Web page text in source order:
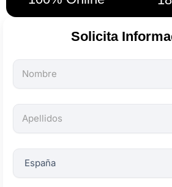
Solicita
Todos
los
son
obligatorios.